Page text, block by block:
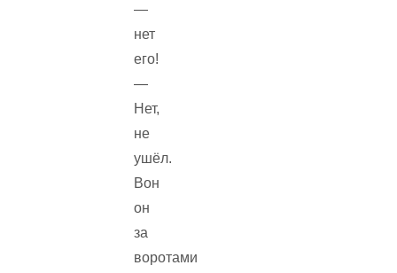
—
нет
его!
—
Нет,
не
ушёл.
Вон
он
за
воротами